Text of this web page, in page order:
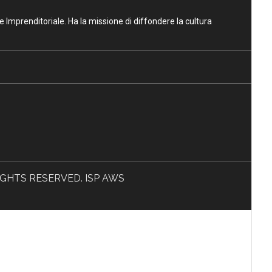
Imprenditoriale. Ha la missione di diffondere la cultura
RESERVED. ISP AWS